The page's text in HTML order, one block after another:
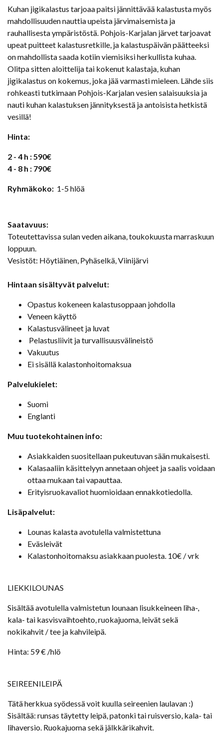
Kuhan jigikalastus tarjoaa paitsi jännittävää kalastusta myös
mahdollisuuden nauttia upeista järvimaisemista ja
rauhallisesta ympäristöstä. Pohjois-Karjalan järvet tarjoavat
upeat puitteet kalastusretkille, ja kalastuspäivän päätteeksi
on mahdollista saada kotiin viemisiksi herkullista kuhaa.
Olitpa sitten aloittelija tai kokenut kalastaja, kuhan
jigikalastus on kokemus, joka jää varmasti mieleen. Lähde siis
rohkeasti tutkimaan Pohjois-Karjalan vesien salaisuuksia ja
nauti kuhan kalastuksen jännityksestä ja antoisista hetkistä
vesillä!
Hinta:
2 - 4 h : 590€
4 - 8 h : 790€
Ryhmäkoko: 1-5 hlöä
Saatavuus:
Toteutettavissa sulan veden aikana, toukokuusta marraskuun
loppuun.
Vesistöt: Höytiäinen, Pyhäselkä, Viinijärvi
Hintaan sisältyvät palvelut:
Opastus kokeneen kalastusoppaan johdolla
Veneen käyttö
Kalastusvälineet ja luvat
Pelastusliivit ja turvallisuusvälineistö
Vakuutus
Ei sisällä kalastonhoitomaksua
Palvelukielet:
Suomi
Englanti
Muu tuotekohtainen info:
Asiakkaiden suositellaan pukeutuvan sään mukaisesti.
Kalasaaliin käsittelyyn annetaan ohjeet ja saalis voidaan
ottaa mukaan tai vapauttaa.
Erityisruokavaliot huomioidaan ennakkotiedolla.
Lisäpalvelut:
Lounas kalasta avotulella valmistettuna
Eväsleivät
Kalastonhoitomaksu asiakkaan puolesta. 10€ / vrk
LIEKKILOUNAS
Sisältää avotulella valmistetun lounaan lisukkeineen liha-,
kala- tai kasvisvaihtoehto, ruokajuoma, leivät sekä
nokikahvit / tee ja kahvileipä.
Hinta: 59 € /hlö
SEIREENILEIPÄ
Tätä herkkua syödessä voit kuulla seireenien laulavan :)
Sisältää: runsas täytetty leipä, patonki tai ruisversio, kala- tai
lihaversio. Ruokajuoma sekä jälkkärikahvit.